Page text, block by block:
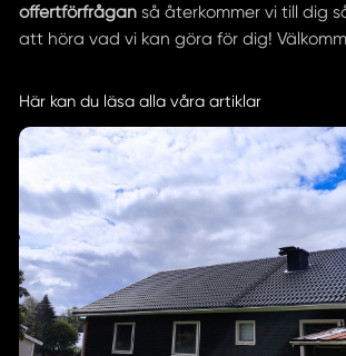
offertförfråganså återkommer vi till dig
att höra vad vi kan göra för dig!
Här kan du läsa alla våra artiklar